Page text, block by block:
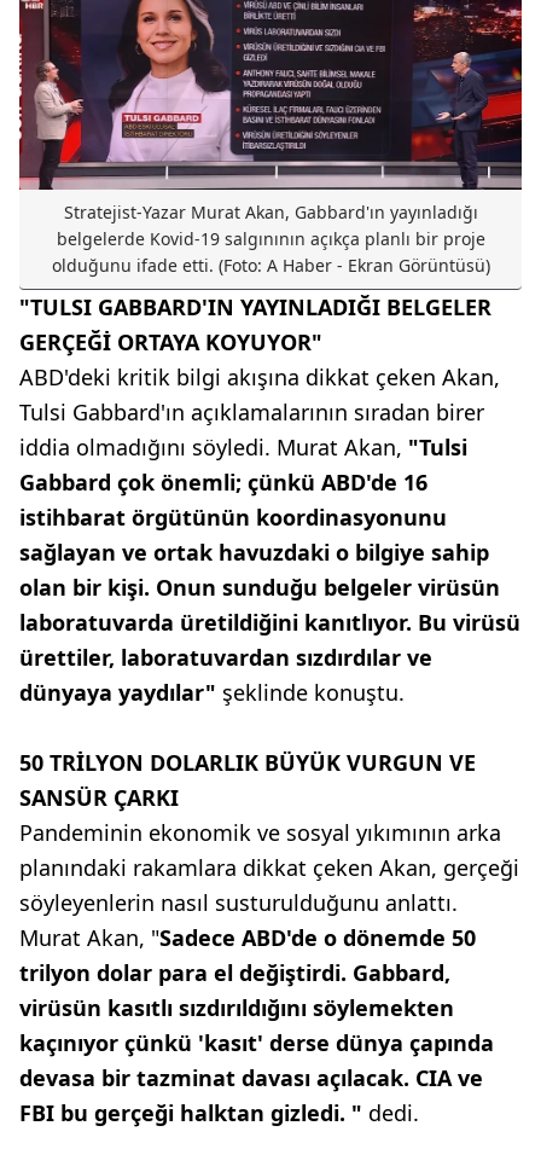
Stratejist-Yazar Murat Akan, Gabbard'ın yayınladığı
belgelerde Kovid-19 salgınının açıkça planlı bir proje
olduğunu ifade etti. (Foto: A Haber - Ekran Görüntüsü)
"TULSI GABBARD'IN YAYINLADIĞI BELGELER
GERÇEĞİ ORTAYA KOYUYOR"
ABD'deki kritik bilgi akışına dikkat çeken Akan,
Tulsi Gabbard'ın açıklamalarının sıradan birer
iddia olmadığını söyledi. Murat Akan, "Tulsi
Gabbard çok önemli; çünkü ABD'de 16
istihbarat örgütünün koordinasyonunu
sağlayan ve ortak havuzdaki o bilgiye sahip
olan bir kişi. Onun sunduğu belgeler virüsün
laboratuvarda üretildiğini kanıtlıyor. Bu virüsü
ürettiler, laboratuvardan sızdırdılar ve
dünyaya yaydılar" şeklinde konuştu.
50 TRİLYON DOLARLIK BÜYÜK VURGUN VE
SANSÜR ÇARKI
Pandeminin ekonomik ve sosyal yıkımının arka
planındaki rakamlara dikkat çeken Akan, gerçeği
söyleyenlerin nasıl susturulduğunu anlattı.
Murat Akan, "Sadece ABD'de o dönemde 50
trilyon dolar para el değiştirdi. Gabbard,
virüsün kasıtlı sızdırıldığını söylemekten
kaçınıyor çünkü 'kasıt' derse dünya çapında
devasa bir tazminat davası açılacak. CIA ve
FBI bu gerçeği halktan gizledi. " dedi.